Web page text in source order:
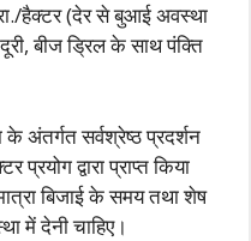
हैक्टर (देर से बुआई अवस्था
बीज ड्रिल के साथ पंक्ति
अंतर्गत सर्वश्रेष्ठ प्रदर्शन
द्वारा प्राप्त किया
बिजाई के समय तथा शेष
में देनी चाहिए।